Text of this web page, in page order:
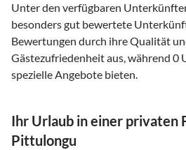
Unter den verfügbaren
besonders gut bewertete
Bewertungen durch ihre Qualität
Gästezufriedenheit aus, während 0
spezielle Angebote bieten.
Ihr Urlaub in einer privaten
Pittulongu